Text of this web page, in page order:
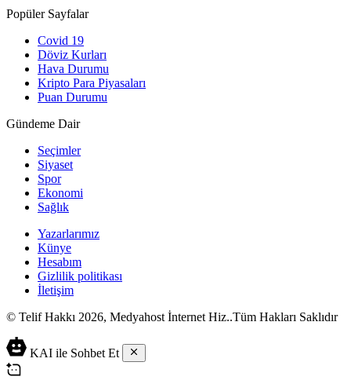
Popüler Sayfalar
Covid 19
Döviz Kurları
Hava Durumu
Kripto Para Piyasaları
Puan Durumu
Gündeme Dair
Seçimler
Siyaset
Spor
Ekonomi
Sağlık
Yazarlarımız
Künye
Hesabım
Gizlilik politikası
İletişim
© Telif Hakkı 2026, Medyahost İnternet Hiz..Tüm Hakları Saklıdır
casino
siteleri
casino
canlı
casino
siteleri
ev
yapımı
salça
KAI ile Sohbet Et